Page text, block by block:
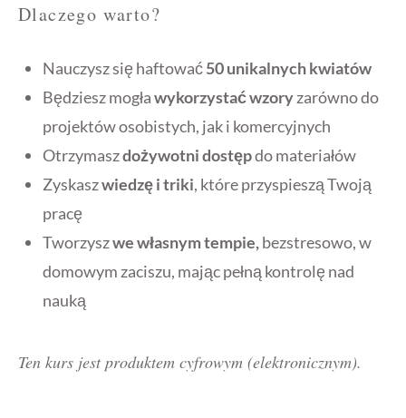
Dlaczego warto?
Nauczysz się haftować50 unikalnych kwiatów
Będziesz mogławykorzystać wzoryzarówno do
projektów osobistych, jak i komercyjnych
Otrzymaszdożywotni dostępdo materiałów
Zyskaszwiedzę i triki, które przyspieszą Twoją
pracę
Tworzyszwe własnym tempie,bezstresowo, w
domowym zaciszu, mając pełną kontrolę nad
nauką
Ten kurs jest produktem cyfrowym (elektronicznym).